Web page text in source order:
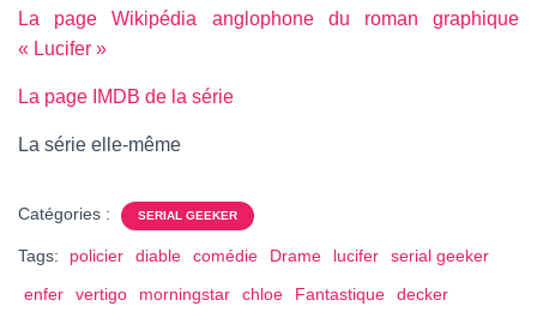
La page Wikipédia anglophone du roman graphique
« Lucifer »
La page IMDB de la série
La série elle-même
Catégories : SERIAL GEEKER
Tags: policier diable comédie Drame lucifer
serial geeker
enfer
vertigo morningstar chloe Fantastique decker